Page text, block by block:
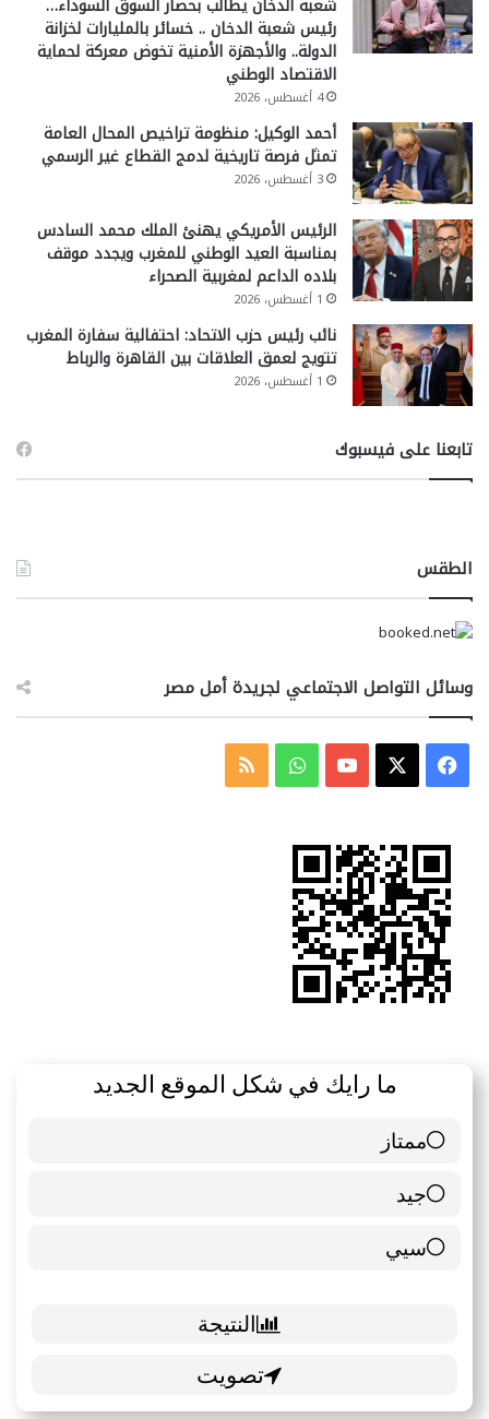
شعبة الدخان يطالب بحصار السوق السوداء…
رئيس شعبة الدخان .. خسائر بالمليارات لخزانة
الدولة.. والأجهزة الأمنية تخوض معركة لحماية
الاقتصاد الوطني
4 أغسطس، 2026
أحمد الوكيل: منظومة تراخيص المحال العامة
تمثل فرصة تاريخية لدمج القطاع غير الرسمي
3 أغسطس، 2026
الرئيس الأمريكي يهنئ الملك محمد السادس
بمناسبة العيد الوطني للمغرب ويجدد موقف
بلاده الداعم لمغربية الصحراء
1 أغسطس، 2026
نائب رئيس حزب الاتحاد: احتفالية سفارة المغرب
تتويج لعمق العلاقات بين القاهرة والرباط
1 أغسطس، 2026
تابعنا على فيسبوك
الطقس
وسائل التواصل الاجتماعي لجريدة أمل مصر
فيسبوك ‫YouTubeواتسابملخص
ما رايك في شكل الموقع الجديد
ممتاز
6 ( 85.71 % )
جيد
0 ( 0 % )
سيي
1 ( 14.29 % )